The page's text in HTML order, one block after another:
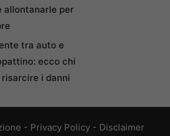
allontanarle per
tra auto e
ecco chi
risarcire i danni
- Privacy Policy - Disclaimer